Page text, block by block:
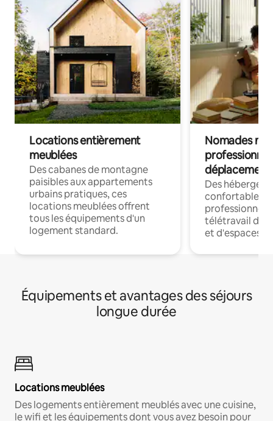
Locations entièrement
meublées
Des cabanes de montagne
paisibles aux appartements
urbains pratiques, ces
locations meublées offrent
tous les équipements d'un
logement standard.
Nomades
déplacement
Des
confortables
professionnels
télétravail
et d'espaces
Équipements et avantages des séjours
longue durée
Locations meublées
Des logements entièrement meublés avec une cuisine,
le wifi et les équipements dont vous avez besoin pour